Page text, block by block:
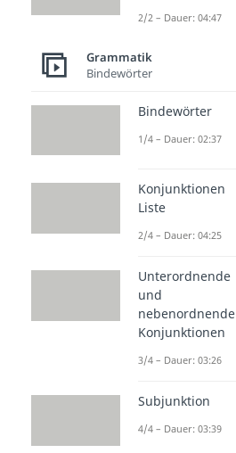
2/2 – Dauer: 04:47
Grammatik
Bindewörter
Bindewörter
1/4 – Dauer: 02:37
Konjunktionen
Liste
2/4 – Dauer: 04:25
Unterordnende
und
nebenordnende
Konjunktionen
3/4 – Dauer: 03:26
Subjunktion
4/4 – Dauer: 03:39